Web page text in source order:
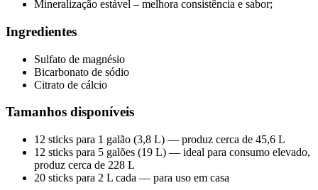
Mineralização estável – melhora consistência e sabor;
Ingredientes
Sulfato de magnésio
Bicarbonato de sódio
Citrato de cálcio
Tamanhos disponíveis
12 sticks para 1 galão (3,8 L) — produz cerca de 45,6 L
12 sticks para 5 galões (19 L) — ideal para consumo elevado,
produz cerca de 228 L
20 sticks para 2 L cada — para uso em casa